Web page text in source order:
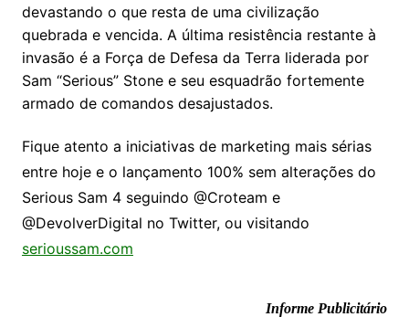
devastando o que resta de uma civilização
quebrada e vencida. A última resistência restante à
invasão é a Força de Defesa da Terra liderada por
Sam “Serious” Stone e seu esquadrão fortemente
armado de comandos desajustados.
Fique atento a iniciativas de marketing mais sérias
entre hoje e o lançamento 100% sem alterações do
Serious Sam 4 seguindo @Croteam e
@DevolverDigital no Twitter, ou visitando
serioussam.com
Informe Publicitário